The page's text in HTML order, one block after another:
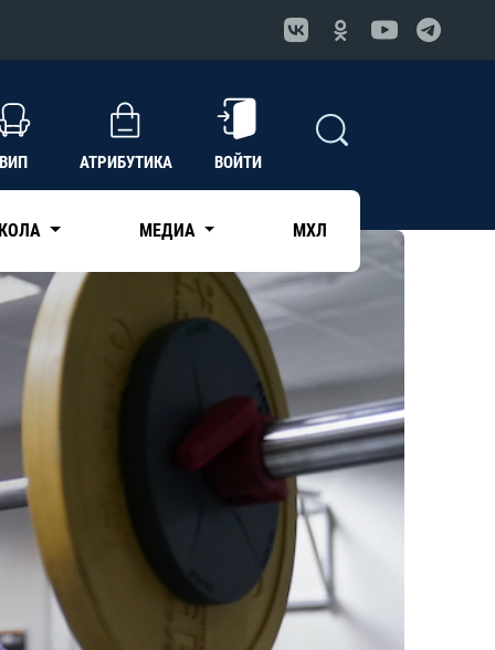
ВИП АТРИБУТИКА ВОЙТИ
МЕДИА МХЛ